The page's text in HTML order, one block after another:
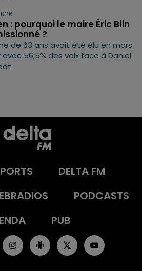
: pourquoi le maire Éric Blin
?
de 63 ans avait été élu en mars
56,5% des voix face à Daniel
DELTA FM
PODCASTS
PUB